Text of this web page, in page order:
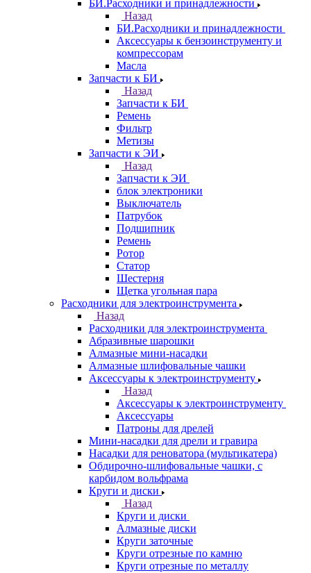
БИ.Расходники и принадлежности
Назад
БИ.Расходники и принадлежности
Аксессуары к бензоинструменту и
компрессорам
Масла
Запчасти к БИ
Назад
Запчасти к БИ
Ремень
Фильтр
Метизы
Запчасти к ЭИ
Назад
Запчасти к ЭИ
блок электроники
Выключатель
Патрубок
Подшипник
Ремень
Ротор
Статор
Шестерня
Щетка угольная пара
Расходники для электроинструмента
Назад
Расходники для электроинструмента
Абразивные шарошки
Алмазные мини-насадки
Алмазные шлифовальные чашки
Аксессуары к электроинструменту
Назад
Аксессуары к электроинструменту
Аксессуары
Патроны для дрелей
Мини-насадки для дрели и гравира
Насадки для реноватора (мультикатера)
Обдирочно-шлифовальные чашки, с
карбидом вольфрама
Круги и диски
Назад
Круги и диски
Алмазные диски
Круги заточные
Круги отрезные по камню
Круги отрезные по металлу